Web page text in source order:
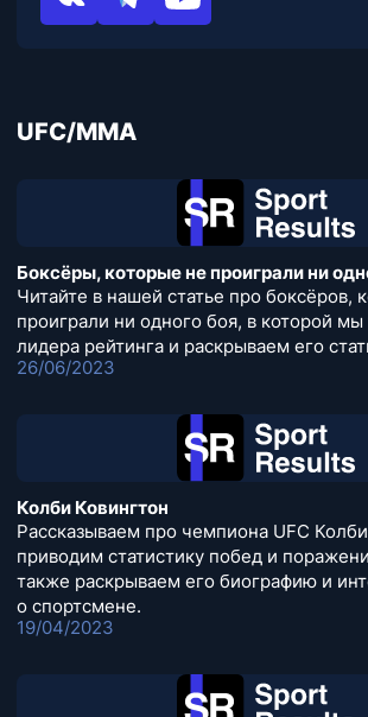
UFC/MMA
Боксёры, которые не проиграли ни
Читайте в нашей статье про боксёров,
проиграли ни одного боя, в которой
лидера рейтинга и раскрываем его
26/06/2023
Колби Ковингтон
Рассказываем про чемпиона UFC
приводим статистику побед и
также раскрываем его биографию и
о спортсмене.
19/04/2023